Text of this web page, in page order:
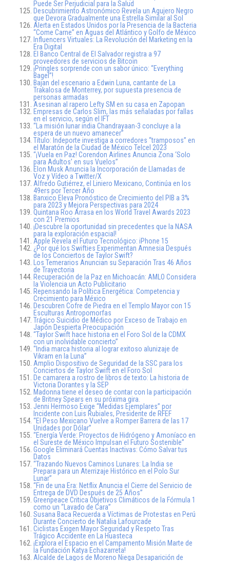
Puede Ser Perjudicial para la Salud
Descubrimiento Astronómico Revela un Agujero Negro
que Devora Gradualmente una Estrella Similar al Sol
Alerta en Estados Unidos por la Presencia de la Bacteria
“Come Carne” en Aguas del Atlántico y Golfo de México
Influencers Virtuales: La Revolución del Marketing en la
Era Digital
El Banco Central de El Salvador registra a 97
proveedores de servicios de Bitcoin
¡Pringles sorprende con un sabor único: “Everything
Bagel”!
Bajan del escenario a Edwin Luna, cantante de La
Trakalosa de Monterrey, por supuesta presencia de
personas armadas
Asesinan al rapero Lefty SM en su casa en Zapopan
Empresas de Carlos Slim, las más señaladas por fallas
en el servicio, según el IFT
“La misión lunar india Chandrayaan-3 concluye a la
espera de un nuevo amanecer”
Título: Indeporte investiga a corredores “tramposos” en
el Maratón de la Ciudad de México Telcel 2023
“¡Vuela en Paz! Corendon Airlines Anuncia Zona ‘Solo
para Adultos’ en sus Vuelos”
Elon Musk Anuncia la Incorporación de Llamadas de
Voz y Vídeo a Twitter/X
Alfredo Gutiérrez, el Liniero Mexicano, Continúa en los
49ers por Tercer Año
Banxico Eleva Pronóstico de Crecimiento del PIB a 3%
para 2023 y Mejora Perspectivas para 2024
Quintana Roo Arrasa en los World Travel Awards 2023
con 21 Premios
¡Descubre la oportunidad sin precedentes que la NASA
para la exploración espacial!
Apple Revela el Futuro Tecnológico: iPhone 15
¿Por qué los Swifties Experimentan Amnesia Después
de los Conciertos de Taylor Swift?
Los Temerarios Anuncian su Separación Tras 46 Años
de Trayectoria
Recuperación de la Paz en Michoacán: AMLO Considera
la Violencia un Acto Publicitario
Repensando la Política Energética: Competencia y
Crecimiento para México
Descubren Cofre de Piedra en el Templo Mayor con 15
Esculturas Antropomorfas
Trágico Suicidio de Médico por Exceso de Trabajo en
Japón Despierta Preocupación
“Taylor Swift hace historia en el Foro Sol de la CDMX
con un inolvidable concierto”
“India marca historia al lograr exitoso alunizaje de
Vikram en la Luna”
Amplio Dispositivo de Seguridad de la SSC para los
Conciertos de Taylor Swift en el Foro Sol
De camarera a rostro de libros de texto: La historia de
Victoria Dorantes y la SEP
Madonna tiene el deseo de contar con la participación
de Britney Spears en su próxima gira.
Jenni Hermoso Exige “Medidas Ejemplares” por
Incidente con Luis Rubiales, Presidente de RFEF
“El Peso Mexicano Vuelve a Romper Barrera de las 17
Unidades por Dólar”
“Energía Verde: Proyectos de Hidrógeno y Amoníaco en
el Sureste de México Impulsan el Futuro Sostenible”
Google Eliminará Cuentas Inactivas: Cómo Salvar tus
Datos
“Trazando Nuevos Caminos Lunares: La India se
Prepara para un Aterrizaje Histórico en el Polo Sur
Lunar”
“Fin de una Era: Netflix Anuncia el Cierre del Servicio de
Entrega de DVD Después de 25 Años”
Greenpeace Critica Objetivos Climáticos de la Fórmula 1
como un “Lavado de Cara”
Susana Baca Recuerda a Víctimas de Protestas en Perú
Durante Concierto de Natalia Lafourcade
Ciclistas Exigen Mayor Seguridad y Respeto Tras
Trágico Accidente en La Huasteca
¡Explora el Espacio en el Campamento Misión Marte de
la Fundación Katya Echazarreta!
Alcalde de Lagos de Moreno Niega Desaparición de